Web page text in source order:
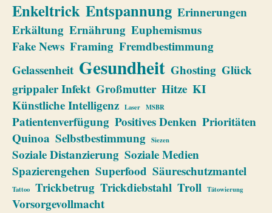
Enkeltrick Entspannung Erinnerungen
Erkältung Ernährung Euphemismus
Fake News Framing Fremdbestimmung
Gelassenheit Gesundheit Ghosting Glück
grippaler Infekt Großmutter Hitze KI
Künstliche Intelligenz Laser MSBR
Patientenverfügung Positives Denken Prioritäten
Quinoa Selbstbestimmung Siezen
Soziale Distanzierung Soziale Medien
Spazierengehen Superfood Säureschutzmantel
Tattoo Trickbetrug Trickdiebstahl Troll Tätowierung
Vorsorgevollmacht